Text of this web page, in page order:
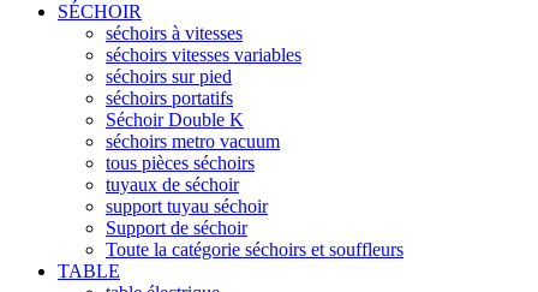
SÉCHOIR
séchoirs à vitesses
séchoirs vitesses variables
séchoirs sur pied
séchoirs portatifs
Séchoir Double K
séchoirs metro vacuum
tous pièces séchoirs
tuyaux de séchoir
support tuyau séchoir
Support de séchoir
Toute la catégorie séchoirs et souffleurs
TABLE